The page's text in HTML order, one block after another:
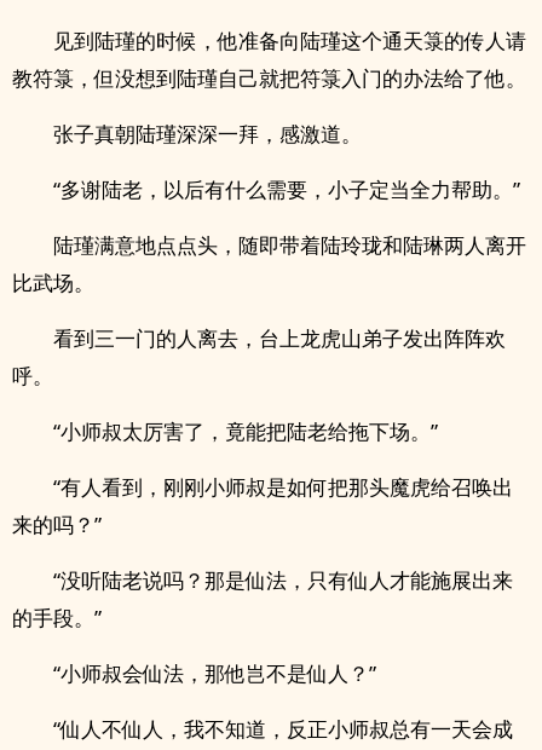
见到陆瑾的时候，他准备向陆瑾这个通天箓的传人请
教符箓，但没想到陆瑾自己就把符箓入门的办法给了他。
张子真朝陆瑾深深一拜，感激道。
“多谢陆老，以后有什么需要，小子定当全力帮助。”
陆瑾满意地点点头，随即带着陆玲珑和陆琳两人离开
比武场。
看到三一门的人离去，台上龙虎山弟子发出阵阵欢
呼。
“小师叔太厉害了，竟能把陆老给拖下场。”
“有人看到，刚刚小师叔是如何把那头魔虎给召唤出
来的吗？”
“没听陆老说吗？那是仙法，只有仙人才能施展出来
的手段。”
“小师叔会仙法，那他岂不是仙人？”
“仙人不仙人，我不知道，反正小师叔总有一天会成